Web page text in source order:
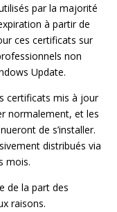
par la majorité
à partir de
ces certificats sur
non
Update.
certificats mis à jour
normalement, et les
de s’installer.
distribués via
mois.
de la part des
raisons.